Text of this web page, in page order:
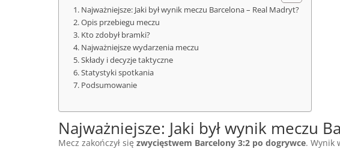
Najważniejsze: Jaki był wynik meczu Barcelona – Real Madryt?
Opis przebiegu meczu
Kto zdobył bramki?
Najważniejsze wydarzenia meczu
Składy i decyzje taktyczne
Statystyki spotkania
Podsumowanie
Najważniejsze: Jaki był wynik meczu
Mecz zakończył się zwycięstwem Barcelony 3:2 po dogrywce. Wynik